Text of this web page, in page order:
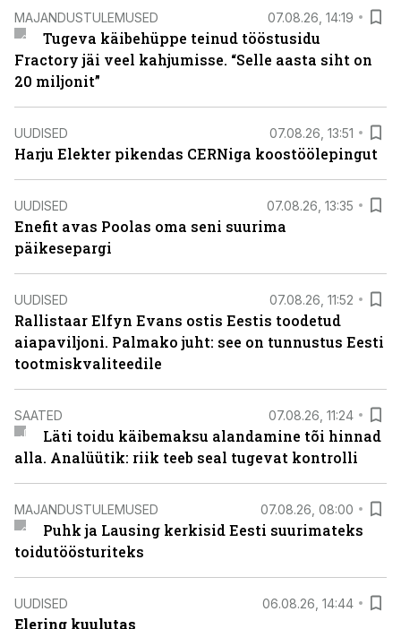
MAJANDUSTULEMUSED 07.08.26, 14:19
Tugeva käibehüppe teinud tööstusidu
Fractory jäi veel kahjumisse. “Selle aasta siht on
20 miljonit”
UUDISED 07.08.26, 13:51
Harju Elekter pikendas CERNiga koostöölepingut
UUDISED 07.08.26, 13:35
Enefit avas Poolas oma seni suurima
päikesepargi
UUDISED 07.08.26, 11:52
Rallistaar Elfyn Evans ostis Eestis toodetud
aiapaviljoni. Palmako juht: see on tunnustus Eesti
tootmiskvaliteedile
SAATED 07.08.26, 11:24
Läti toidu käibemaksu alandamine tõi hinnad
alla. Analüütik: riik teeb seal tugevat kontrolli
MAJANDUSTULEMUSED 07.08.26, 08:00
Puhk ja Lausing kerkisid Eesti suurimateks
toidutöösturiteks
UUDISED 06.08.26, 14:44
Elering kuulutas